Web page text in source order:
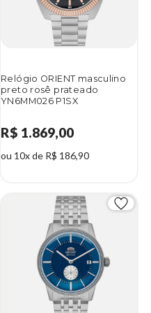
Relógio ORIENT masculino
preto rosê prateado
YN6MM026 P1SX
R$ 1.869,00
ou 10x de R$ 186,90